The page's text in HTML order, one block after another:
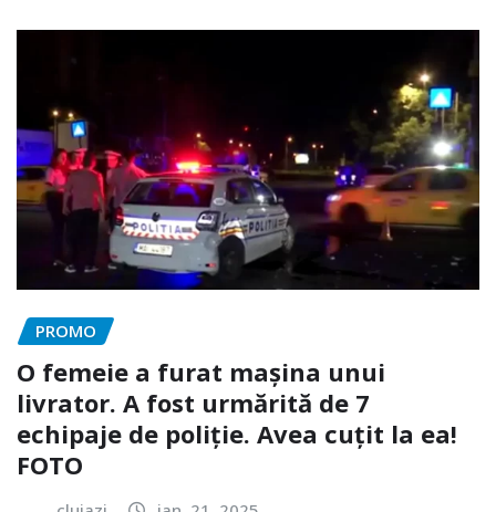
PROMO
O femeie a furat mașina unui
livrator. A fost urmărită de 7
echipaje de poliție. Avea cuțit la ea!
FOTO